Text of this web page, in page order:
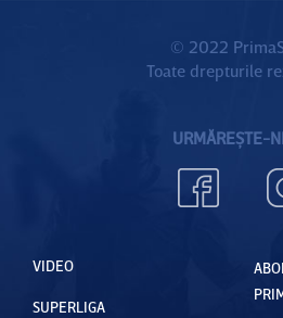
© 2022
Toate drepturile
URMĂREȘTE-
VIDEO
SUPERLIGA